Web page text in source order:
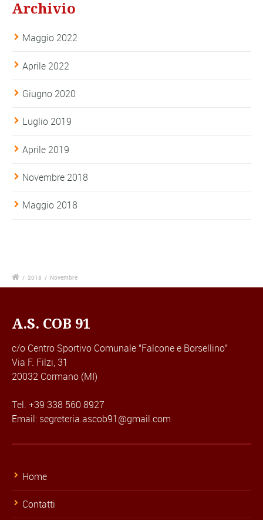
Archivio
Maggio 2022
Aprile 2022
Giugno 2020
Luglio 2019
Aprile 2019
Novembre 2018
Maggio 2018
/ 2018 / Novembre
A.S. COB 91
c/o Centro Sportivo Comunale "Falcone e Borsellino"
Via F. Filzi, 31
20032 Cormano (MI)
Tel. +39 338 560 8927
Email: segreteria.ascob91@gmail.com
Home
Contatti